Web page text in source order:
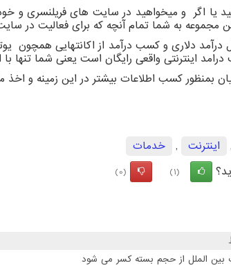
یا اگر و میخواهید در سایت های فریلنسری و
مجموعه به شما تمام آنچه که برای فعالیت در
درآمد دلاری و کسب درآمد از اکانتهایی
اینترنتی واقعی رایگان است یعنی شما تنها
بمنظور کسب اطلاعات بیشتر در این زمینه و
, اینترنت ,
خدمات
(1)
(0)
بین الملل از حجم بسته کسر می شود